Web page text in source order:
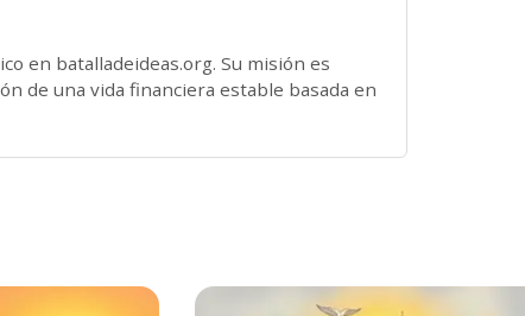
en batalladeideas.org. Su misión es
de una vida financiera estable basada en